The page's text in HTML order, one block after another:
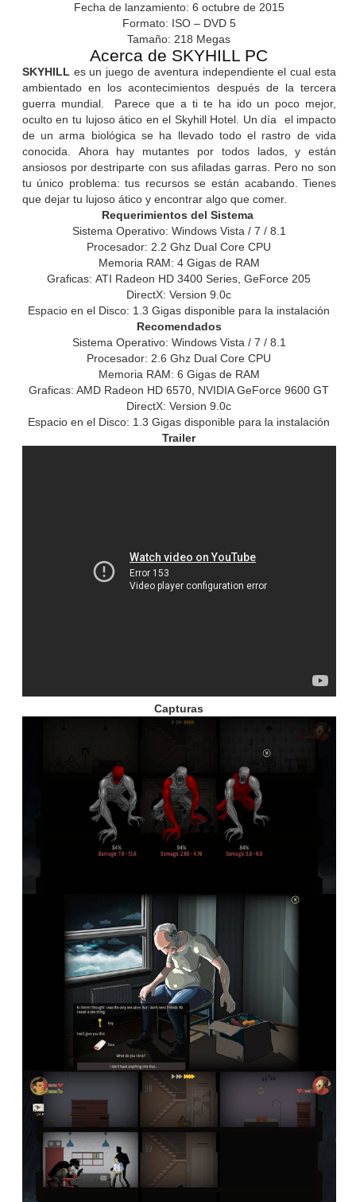
Fecha de lanzamiento: 6 octubre de 2015
Formato: ISO – DVD 5
Tamaño: 218 Megas
Acerca de SKYHILL PC
SKYHILL es un juego de aventura independiente el cual esta
ambientado en los acontecimientos después de la tercera
guerra mundial. Parece que a ti te ha ido un poco mejor,
oculto en tu lujoso ático en el Skyhill Hotel. Un día el impacto
de un arma biológica se ha llevado todo el rastro de vida
conocida. Ahora hay mutantes por todos lados, y están
ansiosos por destriparte con sus afiladas garras. Pero no son
tu único problema: tus recursos se están acabando. Tienes
que dejar tu lujoso ático y encontrar algo que comer.
Requerimientos del Sistema
Sistema Operativo: Windows Vista / 7 / 8.1
Procesador: 2.2 Ghz Dual Core CPU
Memoria RAM: 4 Gigas de RAM
Graficas: ATI Radeon HD 3400 Series, GeForce 205
DirectX: Version 9.0c
Espacio en el Disco: 1.3 Gigas disponible para la instalación
Recomendados
Sistema Operativo: Windows Vista / 7 / 8.1
Procesador: 2.6 Ghz Dual Core CPU
Memoria RAM: 6 Gigas de RAM
Graficas: AMD Radeon HD 6570, NVIDIA GeForce 9600 GT
DirectX: Version 9.0c
Espacio en el Disco: 1.3 Gigas disponible para la instalación
Trailer
Capturas